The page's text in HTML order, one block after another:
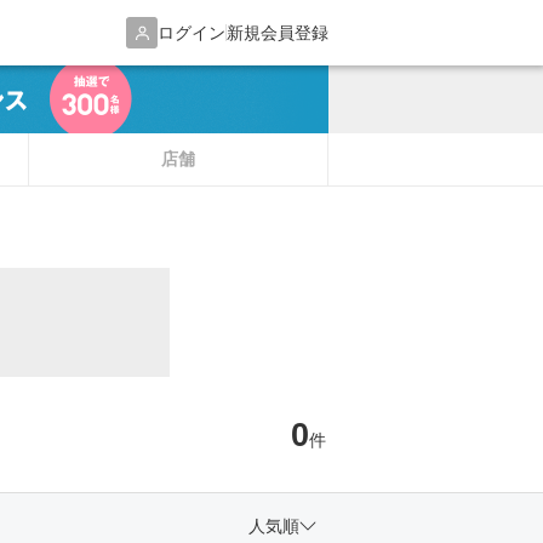
ログイン新規会員登録
店舗
0件
人気順